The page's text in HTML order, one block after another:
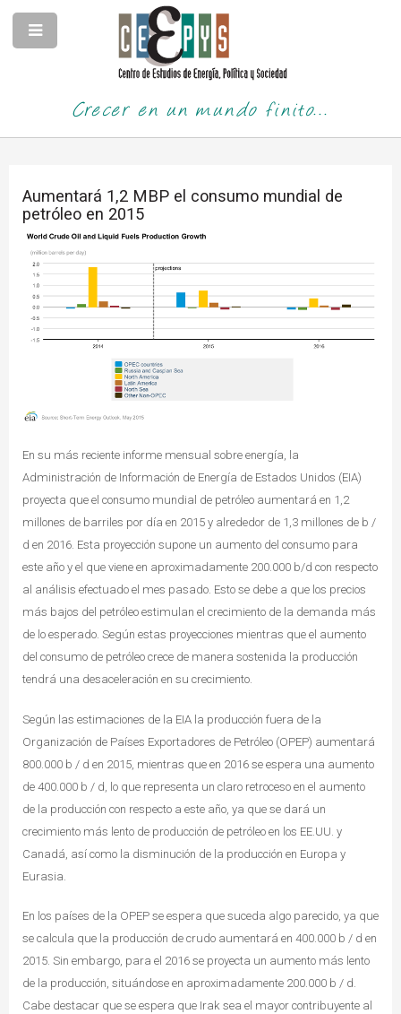
Crecer en un mundo finito...
Aumentará 1,2 MBP el consumo mundial de
petróleo en 2015
En su más reciente informe mensual sobre energía, la
Administración de Información de Energía de Estados Unidos (EIA)
proyecta que el consumo mundial de petróleo aumentará en 1,2
millones de barriles por día en 2015 y alrededor de 1,3 millones de b /
d en 2016. Esta proyección supone un aumento del consumo para
este año y el que viene en aproximadamente 200.000 b/d con respecto
al análisis efectuado el mes pasado. Esto se debe a que los precios
más bajos del petróleo estimulan el crecimiento de la demanda más
de lo esperado. Según estas proyecciones mientras que el aumento
del consumo de petróleo crece de manera sostenida la producción
tendrá una desaceleración en su crecimiento.
Según las estimaciones de la EIA la producción fuera de la
Organización de Países Exportadores de Petróleo (OPEP) aumentará
800.000 b / d en 2015, mientras que en 2016 se espera una aumento
de 400.000 b / d, lo que representa un claro retroceso en el aumento
de la producción con respecto a este año, ya que se dará un
crecimiento más lento de producción de petróleo en los EE.UU. y
Canadá, así como la disminución de la producción en Europa y
Eurasia.
En los países de la OPEP se espera que suceda algo parecido, ya que
se calcula que la producción de crudo aumentará en 400.000 b / d en
2015. Sin embargo, para el 2016 se proyecta un aumento más lento
de la producción, situándose en aproximadamente 200.000 b / d.
Cabe destacar que se espera que Irak sea el mayor contribuyente al